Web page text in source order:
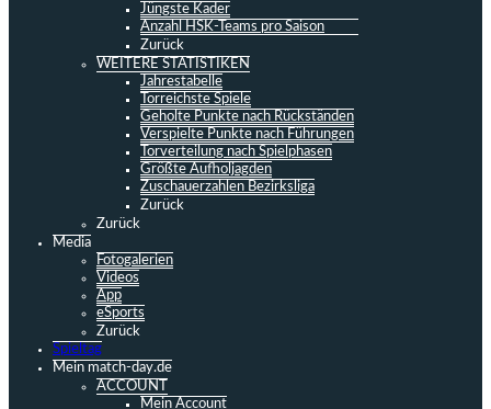
Jüngste Kader
Anzahl HSK-Teams pro Saison
Zurück
WEITERE STATISTIKEN
Jahrestabelle
Torreichste Spiele
Geholte Punkte nach Rückständen
Verspielte Punkte nach Führungen
Torverteilung nach Spielphasen
Größte Aufholjagden
Zuschauerzahlen Bezirksliga
Zurück
Zurück
Media
Fotogalerien
Videos
App
eSports
Zurück
Spieltag
Mein match-day.de
ACCOUNT
Mein Account